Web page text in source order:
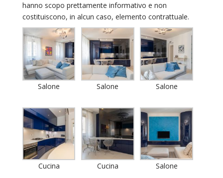
hanno scopo prettamente informativo e non
costituiscono, in alcun caso, elemento contrattuale.
Salone Salone Salone
Cucina Cucina Salone